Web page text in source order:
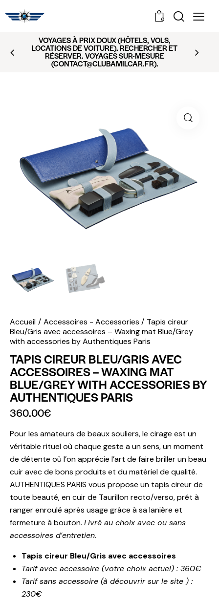
0
VOYAGES À PRIX DOUX (HÔTELS, VOLS,
LOCATIONS DE VOITURE). RECHERCHER ET
RÉSERVER. VOYAGES SUR-MESURE
(CONTACT@CLUBAMILCAR.FR).
Accueil Accessoires - Accessories
Tapis cireur
Bleu/Gris avec accessoires – Waxing mat Blue/Grey
with accessories by Authentiques Paris
TAPIS CIREUR BLEU/GRIS AVEC
ACCESSOIRES – WAXING MAT
BLUE/GREY WITH ACCESSORIES BY
AUTHENTIQUES PARIS
360.00€
Pour les amateurs de beaux souliers, le cirage est un
véritable rituel où chaque geste a un sens, un moment
de détente où l’on apprécie l’art de faire briller un beau
cuir avec de bons produits et du matériel de qualité.
AUTHENTIQUES PARIS vous propose un tapis cireur de
toute beauté, en cuir de Taurillon recto/verso, prêt à
ranger enroulé après usage grâce à sa lanière et
fermeture à bouton. Livré au choix avec ou sans
accessoires d’entretien.
Tapis cireur Bleu/Gris avec accessoires
Tarif avec accessoire (votre choix actuel) : 360€
Tarif sans accessoire (à découvrir sur le site ) :
230€